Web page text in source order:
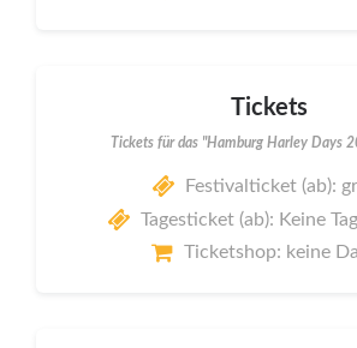
Tickets
Tickets für das "Hamburg Harley Days
Festivalticket (ab):
Tagesticket (ab): Keine
Ticketshop: keine